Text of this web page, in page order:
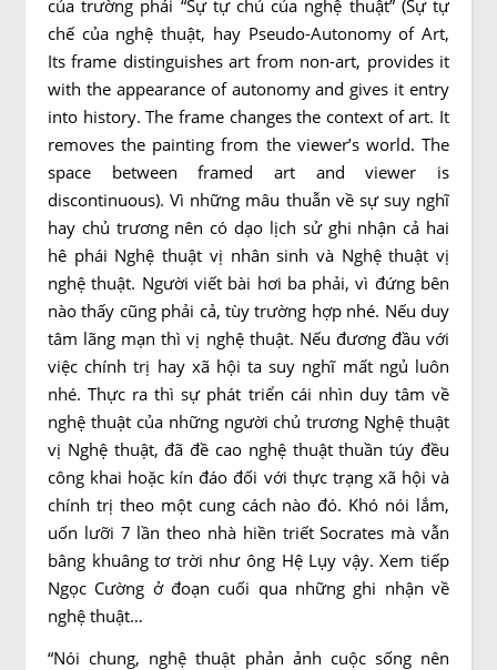
của trường phái “Sự tự chủ của nghệ thuật” (Sự tự
chế của nghệ thuật, hay Pseudo-Autonomy of Art,
Its frame distinguishes art from non-art, provides it
with the appearance of autonomy and gives it entry
into history. The frame changes the context of art. It
removes the painting from the viewer’s world. The
space between framed art and viewer is
discontinuous). Vì những mâu thuẫn về sự suy nghĩ
hay chủ trương nên có dạo lịch sử ghi nhận cả hai
hê phái Nghệ thuật vị nhân sinh và Nghệ thuật vị
nghệ thuật. Người viết bài hơi ba phải, vì đứng bên
nào thấy cũng phải cả, tùy trường hợp nhé. Nếu duy
tâm lãng mạn thì vị nghệ thuật. Nếu đương đầu với
việc chính trị hay xã hội ta suy nghĩ mất ngủ luôn
nhé. Thực ra thì sự phát triển cái nhìn duy tâm về
nghệ thuật của những người chủ trương Nghệ thuật
vị Nghệ thuật, đã đề cao nghệ thuật thuần túy đều
công khai hoặc kín đáo đối với thực trạng xã hội và
chính trị theo một cung cách nào đó. Khó nói lắm,
uốn lưỡi 7 lần theo nhà hiền triết Socrates mà vẫn
bâng khuâng tơ trời như ông Hệ Lụy vậy. Xem tiếp
Ngọc Cường ở đoạn cuối qua những ghi nhận về
nghệ thuật…
“Nói chung, nghệ thuật phản ảnh cuộc sống nên